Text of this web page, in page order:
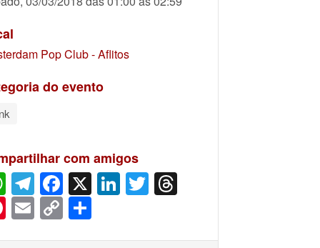
Pop Club - Aflitos
do evento
com amigos
WhatsApp
Telegram
Facebook
X LinkedIn
Twitter
Pinterest
Email
Copy
Link